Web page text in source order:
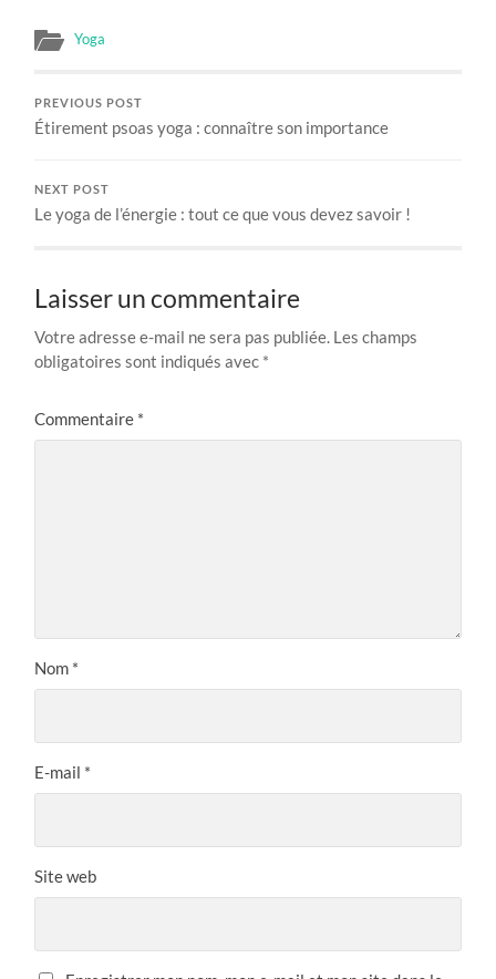
Yoga
PREVIOUS POST
Étirement psoas yoga : connaître son importance
NEXT POST
Le yoga de l’énergie : tout ce que vous devez savoir !
Laisser un commentaire
Votre adresse e-mail ne sera pas publiée. Les champs
obligatoires sont indiqués avec *
Commentaire *
Nom *
E-mail *
Site web